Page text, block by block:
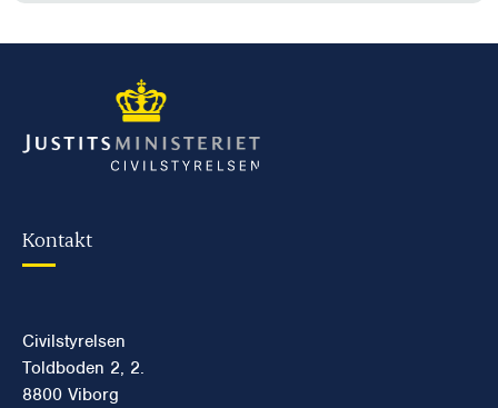
Kontakt
Civilstyrelsen
Toldboden 2, 2.
8800 Viborg